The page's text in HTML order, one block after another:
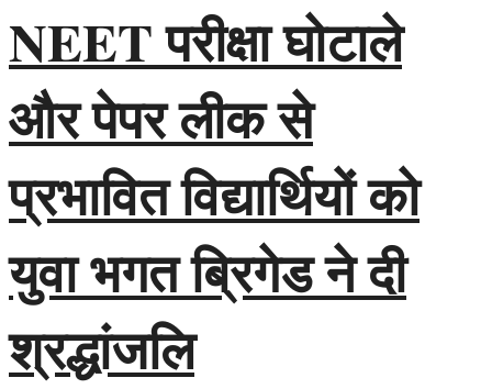
NEET परीक्षा घोटाले
और पेपर लीक से
प्रभावित विद्यार्थियों को
युवा भगत ब्रिगेड ने दी
श्रद्धांजलि